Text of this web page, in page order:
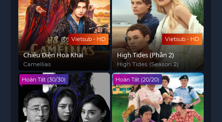
Vietsub - HD
Chiếu Điện Hoa Khai
Camellias
Vietsub - HD
High Tides (Phần 2)
High Tides (Season 2)
Hoàn Tất (30/30) Hoàn Tất (20/20)